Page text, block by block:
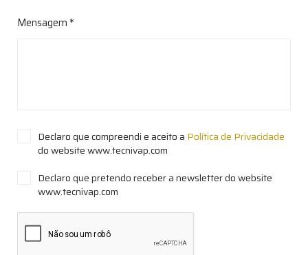
Mensagem *
Declaro que compreendi e aceito a Política de Privacidade
do website www.tecnivap.com
Declaro que pretendo receber a newsletter do website
www.tecnivap.com